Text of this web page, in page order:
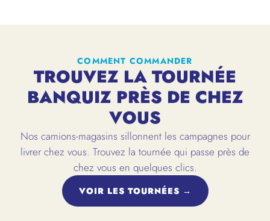
COMMENT COMMANDER
TROUVEZ LA TOURNÉE
BANQUIZ PRÈS DE CHEZ
VOUS
Nos camions-magasins sillonnent les campagnes pour
livrer chez vous. Trouvez la tournée qui passe près de
chez vous en quelques clics.
VOIR LES TOURNÉES →